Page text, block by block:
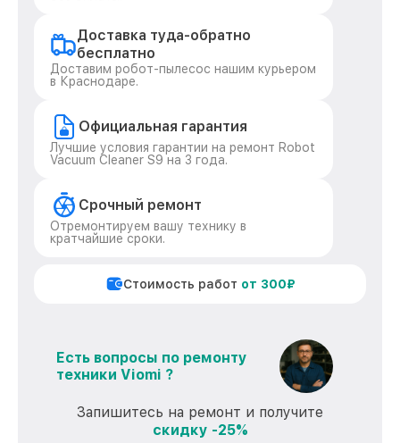
Доставка туда-обратно
бесплатно
Доставим робот-пылесос нашим курьером
в Краснодаре.
Официальная гарантия
Лучшие условия гарантии на ремонт Robot
Vacuum Cleaner S9 на 3 года.
Срочный ремонт
Отремонтируем вашу технику в
кратчайшие сроки.
Стоимость работ от 300₽
Есть вопросы по ремонту
техники Viomi ?
Запишитесь на ремонт и получите
скидку -25%